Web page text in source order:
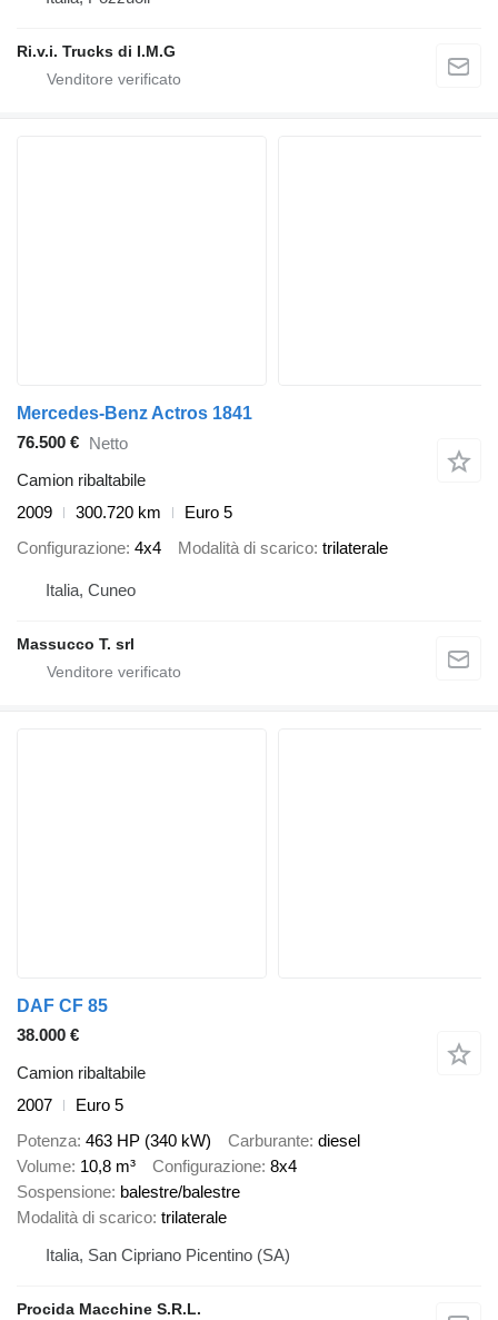
Ri.v.i. Trucks di I.M.G
Mercedes-Benz Actros 1841
76.500 € Netto
Camion ribaltabile
2009
300.720 km
Euro 5
Configurazione 4x4 Modalità di scarico trilaterale
Italia, Cuneo
Massucco T. srl
DAF CF 85
38.000 €
Camion ribaltabile
2007
Euro 5
Potenza 463 HP (340 kW) Carburante diesel
Volume 10,8 m³ Configurazione 8x4
Sospensione balestre/balestre
Modalità di scarico trilaterale
Italia, San Cipriano Picentino (SA)
Procida Macchine S.R.L.